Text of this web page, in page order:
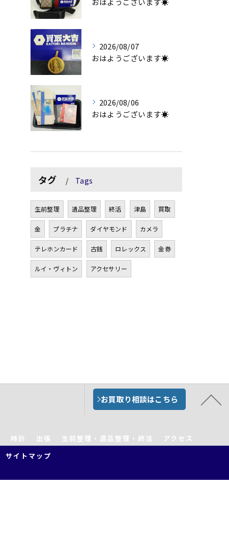
2026/08/07
おはようございます☀
2026/08/06
おはようございます☀
タグ Tags
生前整理 遺品整理 終活 津島 買取
金 プラチナ ダイヤモンド カメラ
テレホンカード 古銭 ロレックス 金券
ルイ・ヴィトン アクセサリー
お買取り相談はこちら
時計 出張 生前整理・遺品整理・終活
アクセス
サイトマップ